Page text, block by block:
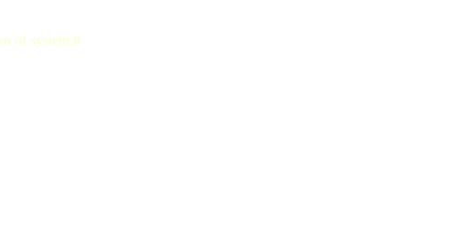
of system:0